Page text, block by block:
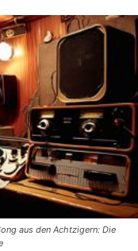
aus den Achtzigern: Die